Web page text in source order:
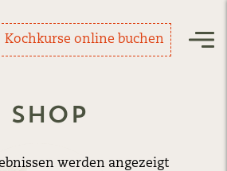
Kochkurse online buchen
Shop
werden angezeigt